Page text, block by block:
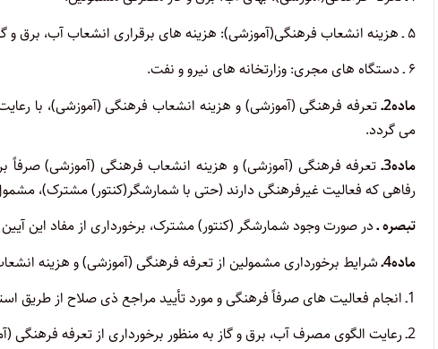
۵ ـ هزینه انشعاب فرهنگی(آموزشی): هزینه های برقراری انشعاب آب، برق و گاز مشمولین.
۶ ـ دستگاه های مجری: وزارتخانه های نیرو و نفت.
ماده2ـ
تعرفه فرهنگی (آموزشی) و هزینه انشعاب فرهنگی (آموزشی)، با
می گردد.
ماده3ـ
تعرفه فرهنگی (آموزشی) و هزینه انشعاب فرهنگی (آموزشی) صرفاً
رفاهی که فعالیت غیرفرهنگی دارند (حتی با شمارشگر(کنتور) مشترک)،
تبصره ـدر صورت وجود شمارشگر (کنتور) مشترک، برخورداری از مفاد این
ماده4ـ شرایط برخورداری مشمولین از تعرفه فرهنگی (آموزشی) و هزینه
1ـ انجام فعالیت های صرفاً فرهنگی و مورد تأیید مراجع ذی صلاح از طریق استعلام دستگاه های مجری.
2ـ رعایت الگوی مصرف آب، برق و گاز به منظور برخورداری از تعرفه فرهنگی (آموزشی).